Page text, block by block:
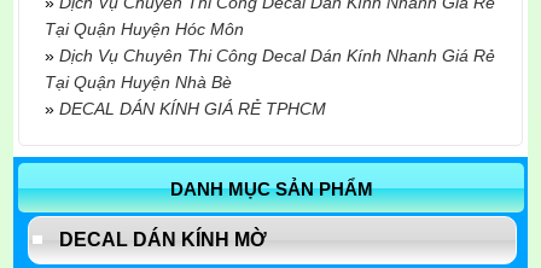
Tại Quận Huyện Hóc Môn
» Dịch Vụ Chuyên Thi Công Decal Dán Kính Nhanh Giá Rẻ
Tại Quận Huyện Nhà Bè
» DECAL DÁN KÍNH GIÁ RẺ TPHCM
DANH MỤC SẢN PHẨM
DECAL DÁN KÍNH MỜ